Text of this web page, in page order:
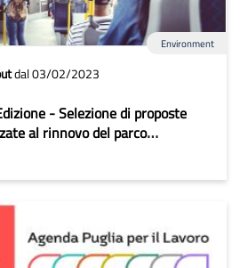
Environment
dal 03/02/2023
- Selezione di proposte
al rinnovo del parco